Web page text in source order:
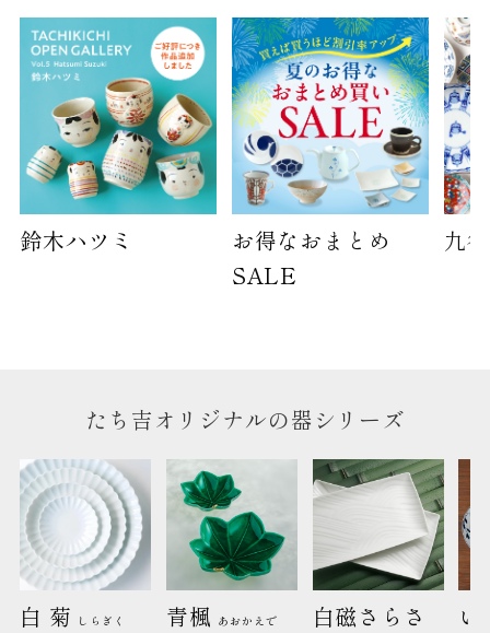
横
30cm
幅
14cm
袋のサイズは当店で最適なものをご用意いたしま
す。
ご提供枚数の上限はご注文商品数となります。
天掛け包装、ギフト袋対応の商品にはおつけでき
ません。
※犬猫時計には、手提袋をお付けできません
鈴木ハツミ
お得なおまとめ
SALE
九
たち吉オリジナルの器シリーズ
白 菊 しらぎく 青楓 あおかえで 白磁さらさ
い